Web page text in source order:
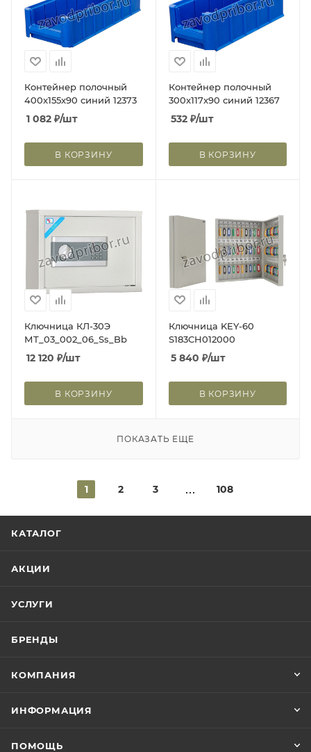
Контейнер полочный
400x155x90 синий 12373
1 082 ₽/шт
В КОРЗИНУ
Контейнер полочный
300x117x90 синий 12367
532₽/шт
В КОРЗИНУ
Ключница КЛ-30Э
МТ_03_002_06_Ss_Bb
12 120 ₽/шт
В КОРЗИНУ
Ключница KEY-60
S183CH012000
5 840 ₽/шт
В КОРЗИНУ
ПОКАЗАТЬ ЕЩЕ
1 2 3 108
КАТАЛОГ
АКЦИИ
УСЛУГИ
БРЕНДЫ
КОМПАНИЯ
ИНФОРМАЦИЯ
ПОМОЩЬ